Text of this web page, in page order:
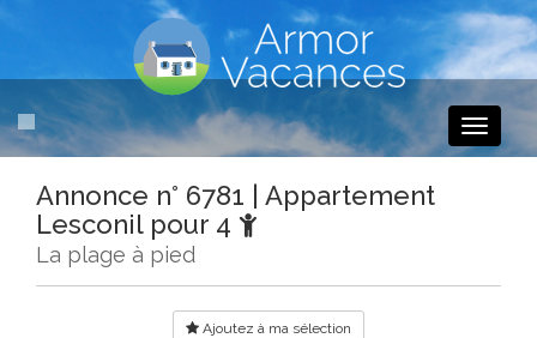
Toggle
Annonce n° 6781 | Appartement
Lesconil pour 4
La plage à pied
Ajoutez à ma sélection